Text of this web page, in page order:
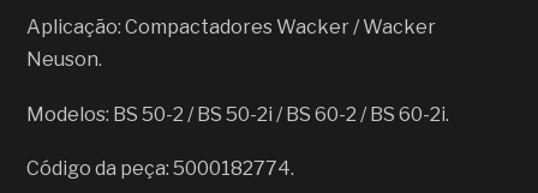
Aplicação: Compactadores Wacker / Wacker
Neuson.
Modelos: BS 50-2 / BS 50-2i / BS 60-2 / BS 60-2i.
Código da peça: 5000182774.